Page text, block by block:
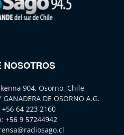
NOSOTROS
904, Osorno, Chile
GANADERA DE OSORNO A.G.
+56 64 223 2160
+56 9 57244942